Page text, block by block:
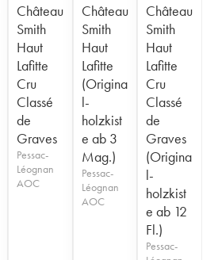
Château
Smith
Haut
Lafitte
Cru
Classé
de
Graves
Pessac-
Léognan
AOC
Château
Smith
Haut
Lafitte
(Origina
l-
holzkist
e ab 3
Mag.)
Pessac-
Léognan
AOC
Château
Smith
Haut
Lafitte
Cru
Classé
de
Graves
(Origina
l-
holzkist
e ab 12
Fl.)
Pessac-